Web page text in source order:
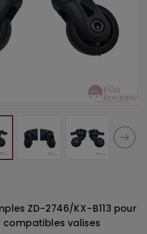
ZD-2746/KX-B113 pour
compatibles valises